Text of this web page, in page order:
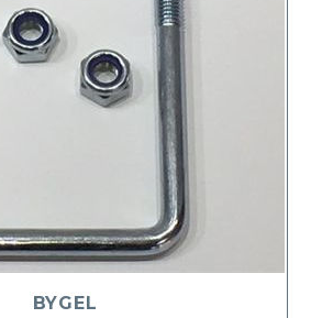
BYGEL